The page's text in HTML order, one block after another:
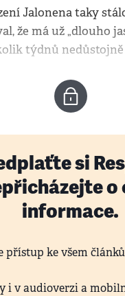
Jalonena taky
že má už „dlouho
týdnů
si
o
informace.
přístup ke všem
i v audioverzi a